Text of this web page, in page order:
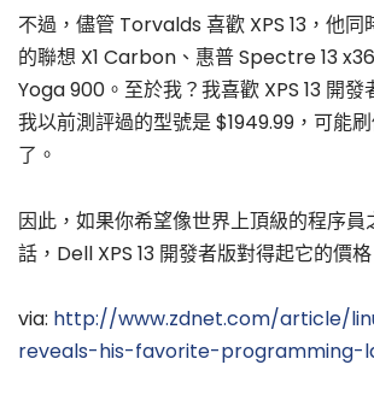
不過，儘管 Torvalds 喜歡 XPS 13，他同
的聯想 X1 Carbon、惠普 Spectre 13
Yoga 900。至於我？我喜歡 XPS 13 開發
我以前測評過的型號是 $1949.99，可能
了。
因此，如果你希望像世界上頂級的程序員
話，Dell XPS 13 開發者版對得起它的價格
via: http://www.zdnet.com/article/
reveals-his-favorite-programming-